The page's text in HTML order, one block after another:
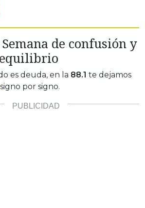
de confusión y
es deuda, en la 88.1 te dejamos
signo por signo.